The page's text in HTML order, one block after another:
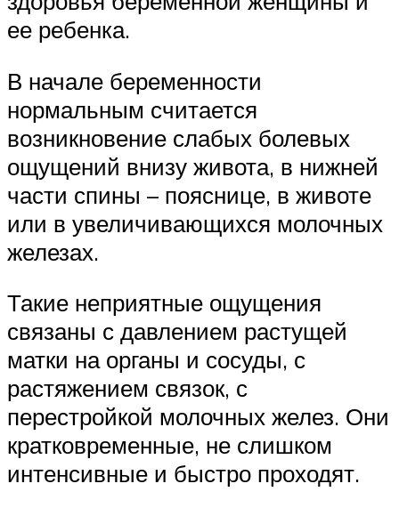
ее ребенка.
В начале беременности
нормальным считается
возникновение слабых болевых
ощущений внизу живота, в нижней
части спины – пояснице, в животе
или в увеличивающихся молочных
железах.
Такие неприятные ощущения
связаны с давлением растущей
матки на органы и сосуды, с
растяжением связок, с
перестройкой молочных желез. Они
кратковременные, не слишком
интенсивные и быстро проходят.